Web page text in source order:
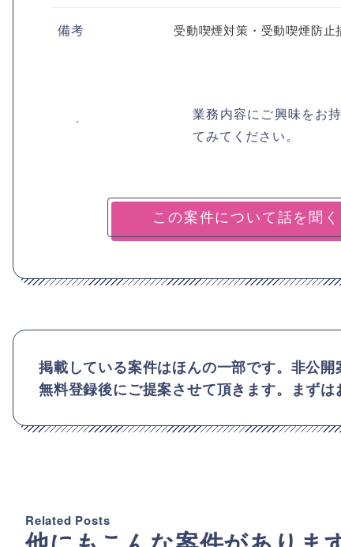
備考 受動喫煙対策・受動喫煙防止
業務内容にご興味をお
てみてください。
掲載している案件はほんの一部です。非公開
無料登録後にご提案させて頂きます。まずは
Related Posts